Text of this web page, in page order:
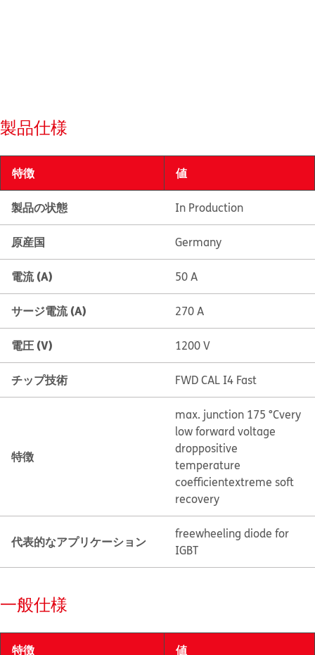
製品仕様
特徴 値
製品の状態 In Production
原産国 Germany
電流 (A) 50 A
サージ電流 (A) 270 A
電圧 (V) 1200 V
チップ技術 FWD CAL I4 Fast
特徴
max. junction 175 °Cvery
low forward voltage
droppositive
temperature
coefficientextreme soft
recovery
代表的なアプリケーション
freewheeling diode for
IGBT
一般仕様
特徴 値